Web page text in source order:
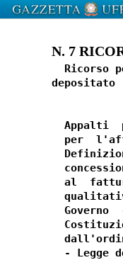
N. 7
Ricorso
Appalti
per
al
Governo
- Legge